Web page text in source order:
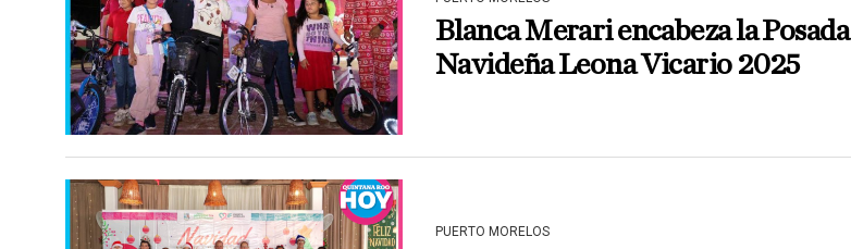
Blanca Merari encabeza la Posada
Navideña Leona Vicario 2025
PUERTO MORELOS